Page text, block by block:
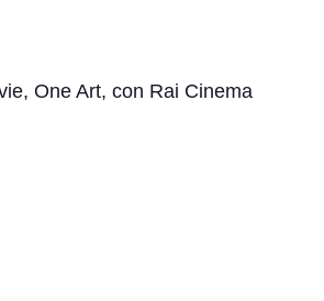
One Art, con Rai Cinema